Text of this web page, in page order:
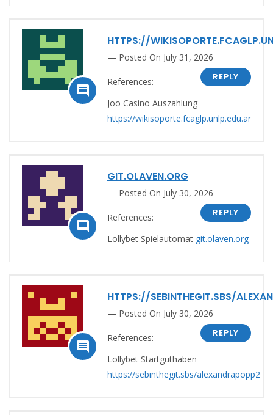

HTTPS://
Posted On July 31, 2026
REPLY
References:
Joo Casino Auszahlung
https://wikisoporte.fcaglp.unlp.edu.ar

GIT.OLAVEN.ORG
Posted On July 30, 2026
REPLY
References:
Lollybet Spielautomat git.olaven.org

HTTPS://SEBINTHEGIT.SBS/
Posted On July 30, 2026
REPLY
References:
Lollybet Startguthaben
https://sebinthegit.sbs/alexandrapopp2